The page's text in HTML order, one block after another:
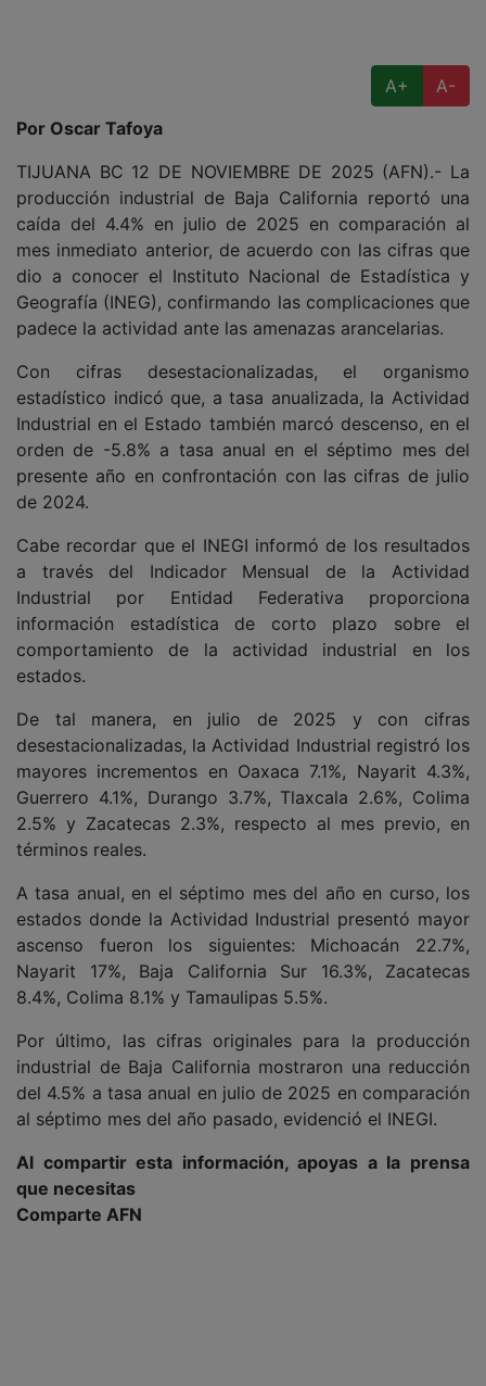
A+
A-
Por Oscar Tafoya
TIJUANA BC 12 DE NOVIEMBRE DE 2025 (AFN).- La
producción industrial de Baja California reportó una
caída del 4.4% en julio de 2025 en comparación al
mes inmediato anterior, de acuerdo con las cifras que
dio a conocer el Instituto Nacional de Estadística y
Geografía (INEG), confirmando las complicaciones que
padece la actividad ante las amenazas arancelarias.
Con cifras desestacionalizadas, el organismo
estadístico indicó que, a tasa anualizada, la Actividad
Industrial en el Estado también marcó descenso, en el
orden de -5.8% a tasa anual en el séptimo mes del
presente año en confrontación con las cifras de julio
de 2024.
Cabe recordar que el INEGI informó de los resultados
a través del Indicador Mensual de la Actividad
Industrial por Entidad Federativa proporciona
información estadística de corto plazo sobre el
comportamiento de la actividad industrial en los
estados.
De tal manera, en julio de 2025 y con cifras
desestacionalizadas, la Actividad Industrial registró los
mayores incrementos en Oaxaca 7.1%, Nayarit 4.3%,
Guerrero 4.1%, Durango 3.7%, Tlaxcala 2.6%, Colima
2.5% y Zacatecas 2.3%, respecto al mes previo, en
términos reales.
A tasa anual, en el séptimo mes del año en curso, los
estados donde la Actividad Industrial presentó mayor
ascenso fueron los siguientes: Michoacán 22.7%,
Nayarit 17%, Baja California Sur 16.3%, Zacatecas
8.4%, Colima 8.1% y Tamaulipas 5.5%.
Por último, las cifras originales para la producción
industrial de Baja California mostraron una reducción
del 4.5% a tasa anual en julio de 2025 en comparación
al séptimo mes del año pasado, evidenció el INEGI.
Al compartir esta información, apoyas a la prensa
que necesitas
Comparte AFN